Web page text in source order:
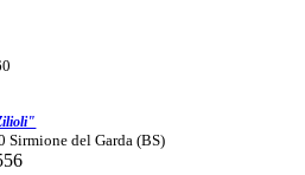
Sirmione del Garda (BS)